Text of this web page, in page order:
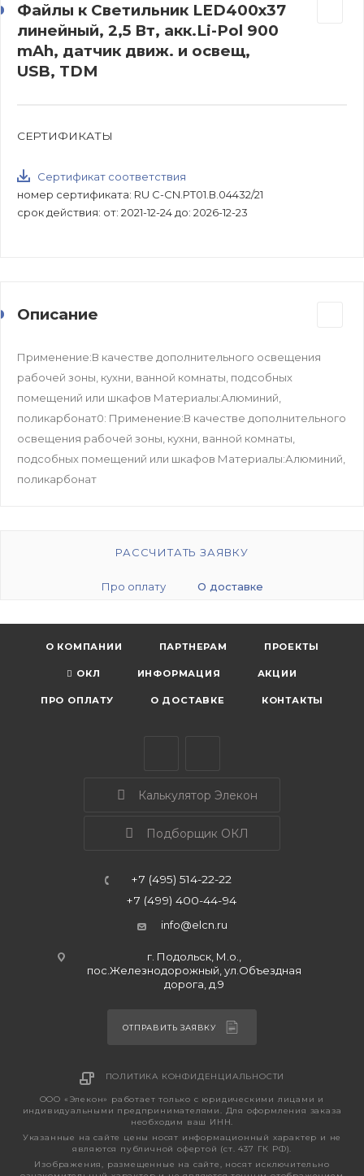
Файлы к Светильник LED400х37
линейный, 2,5 Вт, акк.Li-Pol 900
mAh, датчик движ. и освещ,
USB, TDM
СЕРТИФИКАТЫ
Сертификат соответствия
номер сертификата: RU C-CN.РТ01.В.04432/21
срок действия: от: 2021-12-24 до: 2026-12-23
Описание
Применение:В качестве дополнительного освещения
рабочей зоны, кухни, ванной комнаты, подсобных
помещений или шкафов Материалы:Алюминий,
поликарбонат0: Применение:В качестве дополнительного
освещения рабочей зоны, кухни, ванной комнаты,
подсобных помещений или шкафов Материалы:Алюминий,
поликарбонат
РАССЧИТАТЬ ЗАЯВКУ
Про оплату О доставке
О КОМПАНИИ ПАРТНЕРАМ ПРОЕКТЫ
ОКЛ ИНФОРМАЦИЯ АКЦИИ
ПРО ОПЛАТУ О ДОСТАВКЕ КОНТАКТЫ
Калькулятор Элекон
Подборщик ОКЛ
+7 (495) 514-22-22
+7 (499) 400-44-94
info@elcn.ru
г. Подольск, М.о.,
пос.Железнодорожный, ул.Объездная
дорога, д.9
ОТПРАВИТЬ ЗАЯВКУ
ПОЛИТИКА КОНФИДЕНЦИАЛЬНОСТИ
ООО «Элекон» работает только с юридическими лицами и
индивидуальными предпринимателями. Для оформления заказа
необходим ваш ИНН.
Указанные на сайте цены носят информационный характер и не
являются публичной офертой (ст. 437 ГК РФ).
Изображения, размещенные на сайте, носят исключительно